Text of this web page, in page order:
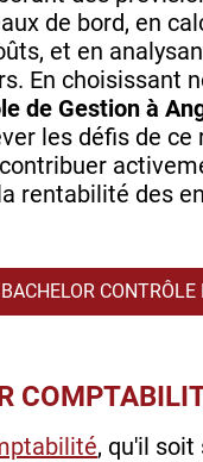
de bord, en
et en
En choisissant
de Gestion à
les défis de ce
rentabilité des
CONTRÔLE
, qu'il soit